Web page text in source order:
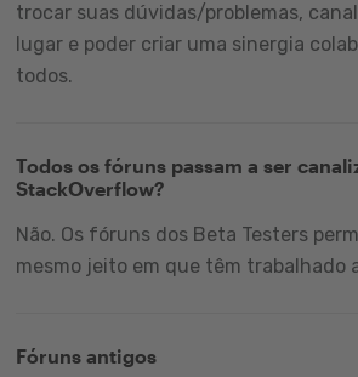
trocar suas dúvidas/problemas,
lugar e poder criar uma sinergia
todos.
Todos os fóruns passam a ser
StackOverflow?
Não. Os fóruns dos Beta Testers
mesmo jeito em que têm trabalhado
Fóruns antigos